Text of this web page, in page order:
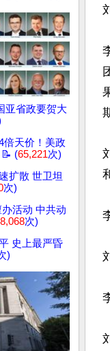
亚省政要贺大
倍天价！美政
(65,221次)
扩散 世卫坦
次)
活动 中共动
次)
史上最严昏
)